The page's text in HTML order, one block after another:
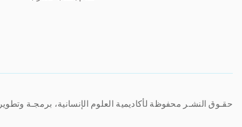
حقـوق النشـر محفوظة لأكاديمية العلوم الإنسانية، برمجـة وتطوير